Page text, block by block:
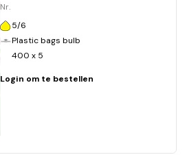
Nr.
5/6
Plastic bags bulb
400 x 5
Login om te bestellen